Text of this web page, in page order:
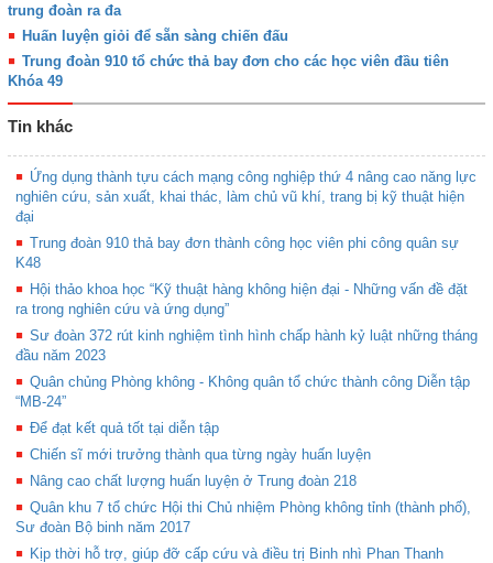
trung đoàn ra đa
Huấn luyện giỏi để sẵn sàng chiến đấu
Trung đoàn 910 tổ chức thả bay đơn cho các học viên đầu tiên
Khóa 49
Tin khác
Ứng dụng thành tựu cách mạng công nghiệp thứ 4 nâng cao năng lực
nghiên cứu, sản xuất, khai thác, làm chủ vũ khí, trang bị kỹ thuật hiện
đại
Trung đoàn 910 thả bay đơn thành công học viên phi công quân sự
K48
Hội thảo khoa học “Kỹ thuật hàng không hiện đại - Những vấn đề đặt
ra trong nghiên cứu và ứng dụng”
Sư đoàn 372 rút kinh nghiệm tình hình chấp hành kỷ luật những tháng
đầu năm 2023
Quân chủng Phòng không - Không quân tổ chức thành công Diễn tập
“MB-24”
Để đạt kết quả tốt tại diễn tập
Chiến sĩ mới trưởng thành qua từng ngày huấn luyện
Nâng cao chất lượng huấn luyện ở Trung đoàn 218
Quân khu 7 tổ chức Hội thi Chủ nhiệm Phòng không tỉnh (thành phố),
Sư đoàn Bộ binh năm 2017
Kịp thời hỗ trợ, giúp đỡ cấp cứu và điều trị Binh nhì Phan Thanh